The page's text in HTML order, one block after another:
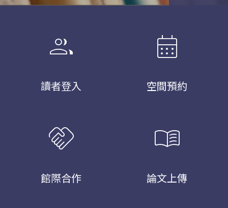
group
讀者登入
calendar_month
空間預約
handshake
館際合作
menu_book
論文上傳